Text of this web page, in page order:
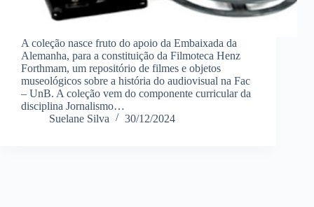
A coleção nasce fruto do apoio da Embaixada da
Alemanha, para a constituição da Filmoteca Henz
Forthmam, um repositório de filmes e objetos
museológicos sobre a história do audiovisual na Fac
– UnB. A coleção vem do componente curricular da
disciplina Jornalismo…
Suelane Silva
30/12/2024